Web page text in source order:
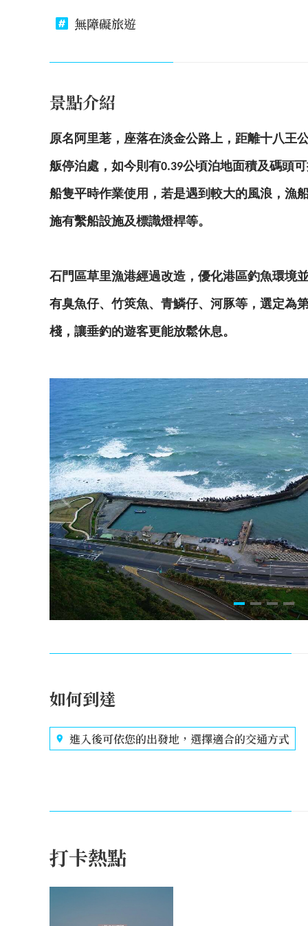
無障礙旅遊
景點介紹
原名阿里荖，座落在淡金公路上，距離十八王
舨停泊處，如今則有0.39公頃泊地面積及碼頭
船隻平時作業使用，若是遇到較大的風浪，漁
施有繫船設施及標識燈桿等。
石門區草里漁港經過改造，優化港區釣魚環境
有臭魚仔、竹筴魚、青鱗仔、河豚等，選定為
棧，讓垂釣的遊客更能放鬆休息。
如何到達
進入後可依您的出發地，選擇適合的交通方式
打卡熱點